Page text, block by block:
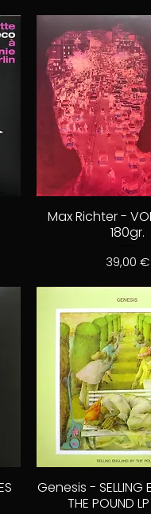
Max Richter -
180gr.
Prix
39,00 €
Genesis - SELLING
THE POUND